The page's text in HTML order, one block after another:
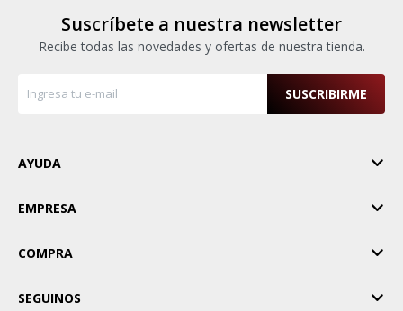
Suscríbete a nuestra newsletter
Recibe todas las novedades y ofertas de nuestra tienda.
SUSCRIBIRME
AYUDA
EMPRESA
COMPRA
SEGUINOS